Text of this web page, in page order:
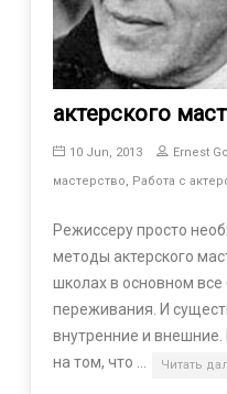
актерского
10 Jun, 2013 Ernest
мастерство, Работа с
Режиссеру просто
методы актерского
школах в основном все
переживания. И
внутренние и
на том, что …
Читать